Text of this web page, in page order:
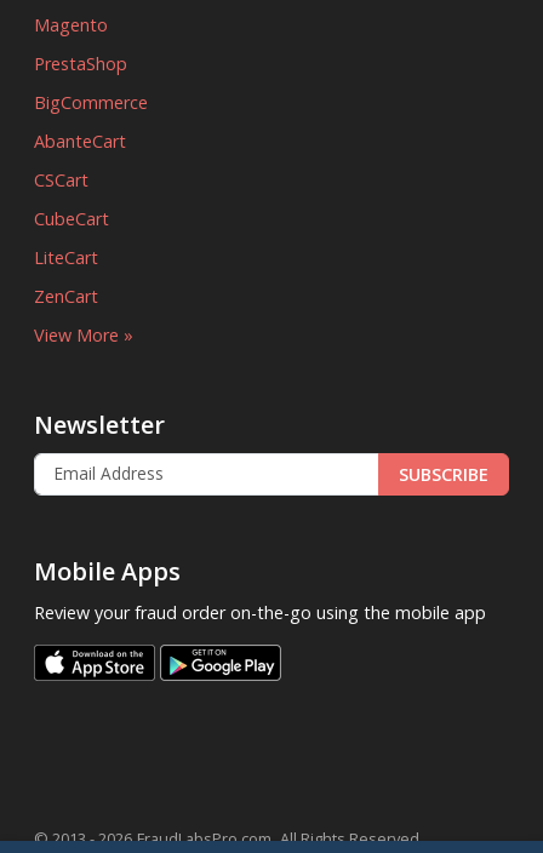
Magento
PrestaShop
BigCommerce
AbanteCart
CSCart
CubeCart
LiteCart
ZenCart
View More »
Newsletter
SUBSCRIBE
Mobile Apps
Review your fraud order on-the-go using the mobile app
© 2013 - 2026 FraudLabsPro.com.All Rights Reserved.